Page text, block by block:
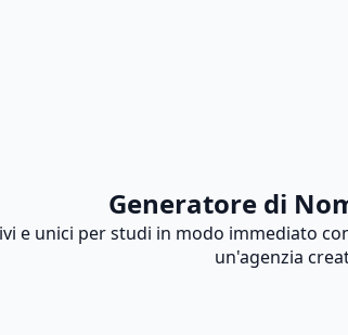
Generatore di
e unici per studi in modo immediato
un'agenzia